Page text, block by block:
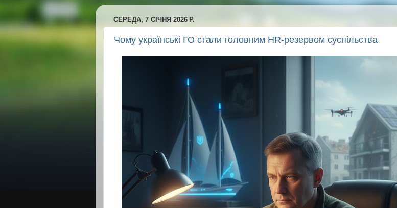
СЕРЕДА, 7 СІЧНЯ 2026 Р.
Чому українські ГО стали головним HR-резервом суспільства